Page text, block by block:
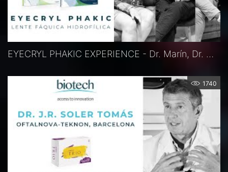
EYECRYL PHAKIC EXPERIENCE - Dr. Marín, Dr. Montolio, Dr. Amselem, Barcelona, Spanien
1740